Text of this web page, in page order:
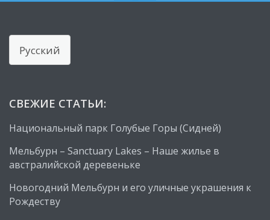
Choose
a
СВЕЖИЕ СТАТЬИ:
Национальный парк Голубые Горы (Сидней)
Мельбурн – Sanctuary Lakes – Наше жилье в
австралийской деревеньке
Новогодний Мельбурн и его уличные украшения к
Рождеству